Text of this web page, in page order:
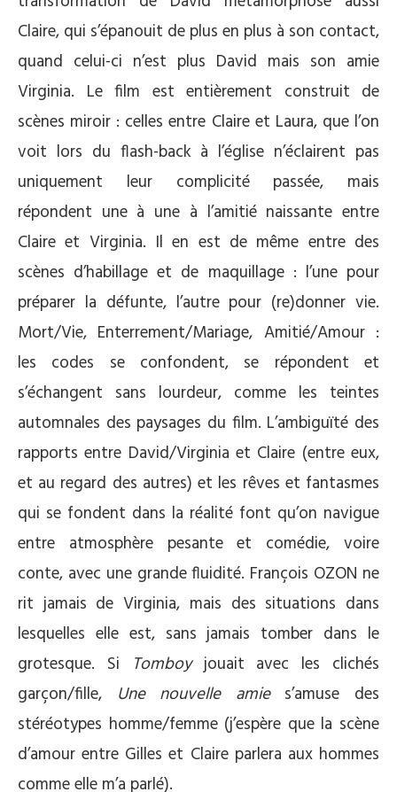
Claire, qui s’épanouit de plus en plus à son contact,
quand celui-ci n’est plus David mais son amie
Virginia. Le film est entièrement construit de
scènes miroir : celles entre Claire et Laura, que l’on
voit lors du flash-back à l’église n’éclairent pas
uniquement leur complicité passée, mais
répondent une à une à l’amitié naissante entre
Claire et Virginia. Il en est de même entre des
scènes d’habillage et de maquillage : l’une pour
préparer la défunte, l’autre pour (re)donner vie.
Mort/Vie, Enterrement/Mariage, Amitié/Amour :
les codes se confondent, se répondent et
s’échangent sans lourdeur, comme les teintes
automnales des paysages du film. L’ambiguïté des
rapports entre David/Virginia et Claire (entre eux,
et au regard des autres) et les rêves et fantasmes
qui se fondent dans la réalité font qu’on navigue
entre atmosphère pesante et comédie, voire
conte, avec une grande fluidité. François OZON ne
rit jamais de Virginia, mais des situations dans
lesquelles elle est, sans jamais tomber dans le
grotesque. Si Tomboyjouait avec les clichés
garçon/fille, Une nouvelle amies’amuse des
stéréotypes homme/femme (j’espère que la scène
d’amour entre Gilles et Claire parlera aux hommes
comme elle m’a parlé).